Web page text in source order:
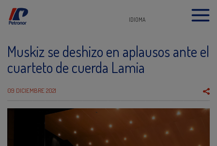
IDIOMA
Muskiz se deshizo en aplausos ante el
cuarteto de cuerda Lamia
09 DICIEMBRE 2021